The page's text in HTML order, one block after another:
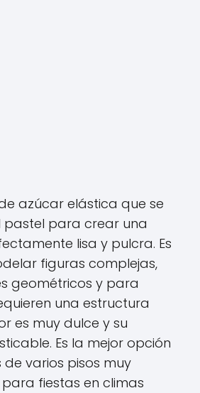
azúcar elástica que se
pastel para crear una
lisa y pulcra. Es
figuras complejas,
geométricos y para
una estructura
es muy dulce y su
Es la mejor opción
varios pisos muy
fiestas en climas